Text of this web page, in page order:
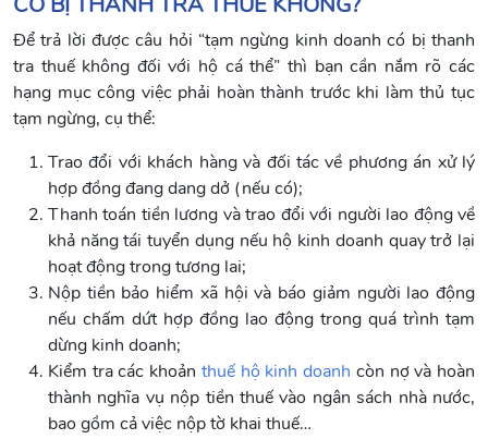
Để trả lời được câu hỏi “tạm ngừng kinh doanh có bị thanh
tra thuế không đối với hộ cá thể” thì bạn cần nắm rõ các
hạng mục công việc phải hoàn thành trước khi làm thủ tục
tạm ngừng, cụ thể:
Trao đổi với khách hàng và đối tác về phương án xử lý
hợp đồng đang dang dở (nếu có);
Thanh toán tiền lương và trao đổi với người lao động về
khả năng tái tuyển dụng nếu hộ kinh doanh quay trở lại
hoạt động trong tương lai;
Nộp tiền bảo hiểm xã hội và báo giảm người lao động
nếu chấm dứt hợp đồng lao động trong quá trình tạm
dừng kinh doanh;
Kiểm tra các khoản thuế hộ kinh doanh còn nợ và hoàn
thành nghĩa vụ nộp tiền thuế vào ngân sách nhà nước,
bao gồm cả việc nộp tờ khai thuế…